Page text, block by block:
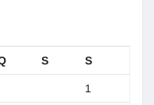
S S
1